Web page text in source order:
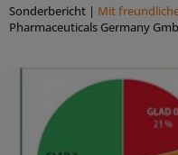
Sonderbericht | Mit
Pharmaceuticals Germany